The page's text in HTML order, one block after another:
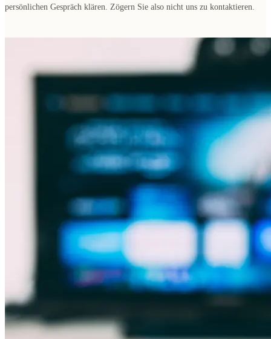
persönlichen Gespräch klären. Zögern Sie also nicht uns zu kontaktieren.